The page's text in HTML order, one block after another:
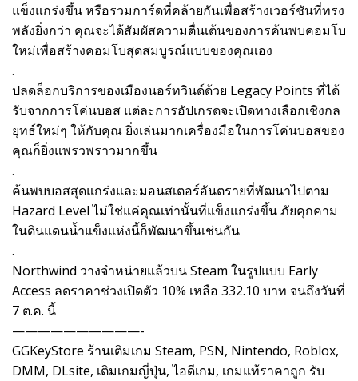
แข็งแกร่งขึ้น หรือรวมการ์ดที่คล้ายกันเพื่อสร้างเวอร์ชันที่ทรง
พลังยิ่งกว่า คุณจะได้สัมผัสความตื่นเต้นของการค้นพบคอมโบ
ใหม่เพื่อสร้างคอมโบสุดสมบูรณ์แบบของคุณเอง
.
ปลดล็อกบริการของเมืองนอร์ทวินด์ด้วย Legacy Points ที่ได้
รับจากการโค่นบอส แต่ละการอัปเกรดจะเปิดทางเลือกเชิงกล
ยุทธ์ใหม่ๆ ให้กับคุณ ยิ่งเล่นมากเครื่องมือในการโค่นบอสของ
คุณก็ยิ่งแพรวพราวมากขึ้น
.
ค้นพบบอสสุดแกร่งและมอนสเตอร์อันตรายที่พัฒนาไปตาม
Hazard Level ไม่ใช่แค่คุณเท่านั้นที่แข็งแกร่งขึ้น ภัยคุกคาม
ในดินแดนน้ำแข็งแห่งนี้ก็พัฒนาขึ้นเช่นกัน
.
Northwind วางจำหน่ายแล้วบน Steam ในรูปแบบ Early
Access ลดราคาช่วงเปิดตัว 10% เหลือ 332.10 บาท จนถึงวันที่
7 ต.ค. นี้
——————————-
GGKeyStore ร้านเติมเกม Steam, PSN, Nintendo, Roblox,
DMM, DLsite, เติมเกมญี่ปุ่น, ไอดีเกม, เกมแท้ราคาถูก รับ